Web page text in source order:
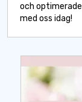
och
med oss idag!